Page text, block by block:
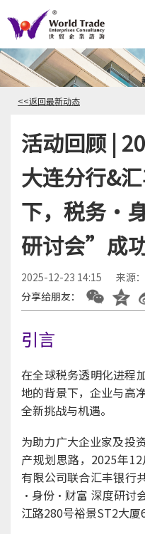
<<返回最新动态
活动回顾 |
大连分行&
下，税务·
研讨会”成
2025-12-23 14:15
来源
分享给朋友：
引言
在全球税务透明化进程
地的背景下，企业与高
全新挑战与机遇。
为助力广大企业家及投
产规划思路，2025年
有限公司联合汇丰银行
·身份·财富 深度研讨
江路280号裕景ST2大厦